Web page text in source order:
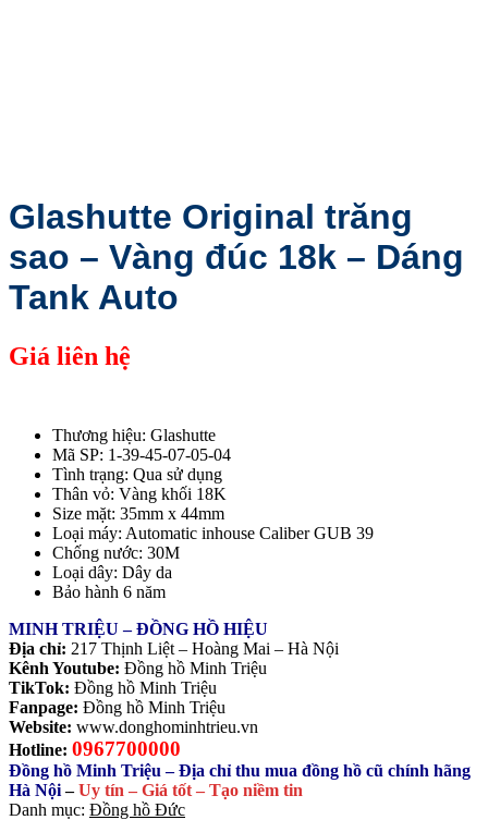
Glashutte Original trăng
sao – Vàng đúc 18k – Dáng
Tank Auto
Giá liên hệ
Thương hiệu: Glashutte
Mã SP: 1-39-45-07-05-04
Tình trạng: Qua sử dụng
Thân vỏ: Vàng khối 18K
Size mặt: 35mm x 44mm
Loại máy: Automatic inhouse Caliber GUB 39
Chống nước: 30M
Loại dây: Dây da
Bảo hành 6 năm
MINH TRIỆU – ĐỒNG HỒ HIỆU
Địa chỉ: 217 Thịnh Liệt – Hoàng Mai – Hà Nội
Kênh Youtube: Đồng hồ Minh Triệu
TikTok: Đồng hồ Minh Triệu
Fanpage: Đồng hồ Minh Triệu
Website: www.donghominhtrieu.vn
Hotline: 0967700000
Đồng hồ Minh Triệu – Địa chỉ thu mua đồng hồ cũ chính hãng
Hà Nội–Uy tín – Giá tốt – Tạo niềm tin
Danh mục: Đồng hồ Đức